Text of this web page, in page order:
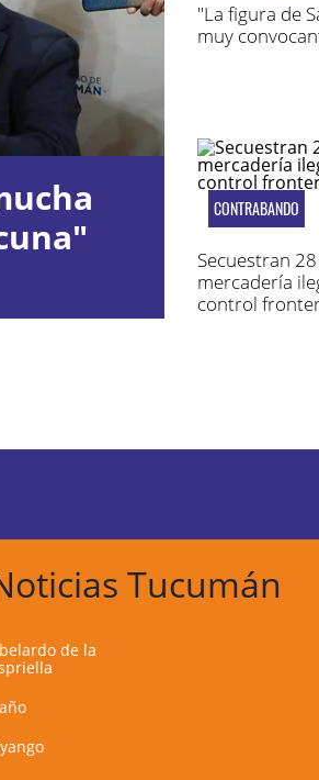
"La figura de
muy
CONTRABANDO
Secuestran
mercadería
control
Tucumán
de la